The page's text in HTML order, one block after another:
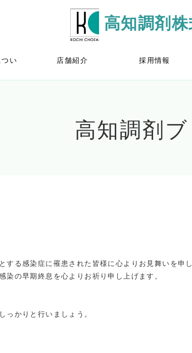
高知調剤
い
店舗紹介 採用情報
高知調剤
する感染症に罹患された皆様に心よりお見舞いを申し
染の早期終息を心よりお祈り申し上げます。
っかりと行いましょう。